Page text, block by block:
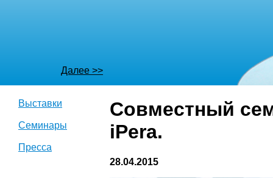
Выставки
Семинары
Пресса
Совместный
iPera.
28.04.2015